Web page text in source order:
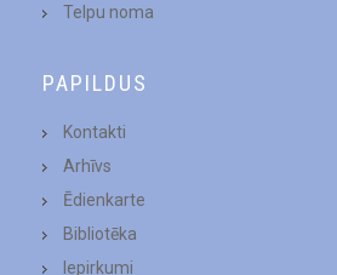
Telpu noma
PAPILDUS
Kontakti
Arhīvs
Ēdienkarte
Bibliotēka
Iepirkumi